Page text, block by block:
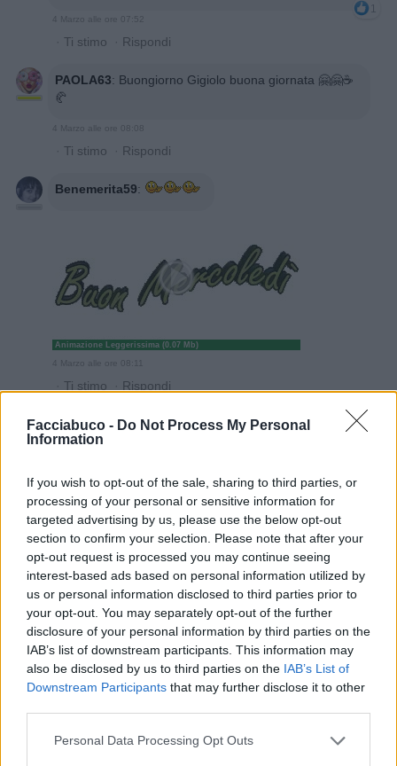
Facciabuco - Do Not Process My Personal
Information
If you wish to opt-out of the sale, sharing to third parties, or
processing of your personal or sensitive information for
targeted advertising by us, please use the below opt-out
section to confirm your selection. Please note that after your
opt-out request is processed you may continue seeing
interest-based ads based on personal information utilized by
us or personal information disclosed to third parties prior to
your opt-out. You may separately opt-out of the further
disclosure of your personal information by third parties on the
IAB’s list of downstream participants. This information may
also be disclosed by us to third parties on the IAB’s List of
Downstream Participants that may further disclose it to other
Personal Data Processing Opt Outs
1
4 Marzo alle ore 07:52
· Ti stimo · Rispondi
PAOLA63: Buongiorno Gigiolo buona giornata 🤗🤗☕
🥐
4 Marzo alle ore 08:08
· Ti stimo · Rispondi
Benemerita59:
Animazione Leggerissima (0.07 Mb)
4 Marzo alle ore 08:11
· Ti stimo · Rispondi
Dylan2017 :Gigiolo 😆😅😂🤣😆😅😂poveroooo
Ti stimo · Rispondi
Chiacchiera
2 Marzo - 3.239 visualizzazioni
Scusate, ma volevo solo vedere se c'è ancora vita su Faccia buco
dopo San Valentino,Carnevale, Olimpiadi e Sanremo 😁😁😁